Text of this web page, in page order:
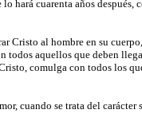
hará cuarenta años
Cristo al hombre en su cuerpo,
todos aquellos que deben
comulga con todos los
cuando se trata del